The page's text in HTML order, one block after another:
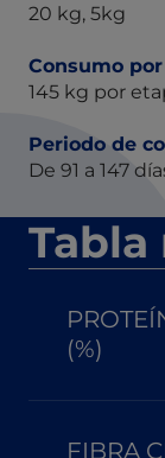
20 kg, 5kg
Consumo
145 kg por
Periodo de
De 91 a 147
(%)
FIBRA